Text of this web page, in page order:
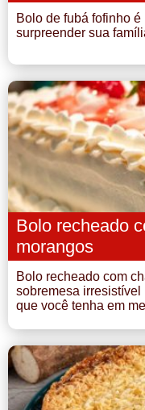
Bolo de fubá fofinho
surpreender sua
Bolo recheado
morangos
Bolo recheado com
sobremesa irresistível
que você tenha em